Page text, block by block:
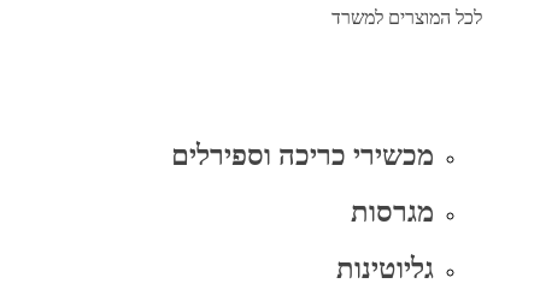
לכל המוצרים למשרד
מכשירי כריכה וספירלים
מגרסות
גליוטינות